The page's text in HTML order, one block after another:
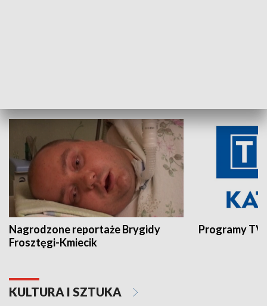
Nagrodzone reportaże Brygidy
Frosztęgi-Kmiecik
Programy
KULTURA I SZTUKA